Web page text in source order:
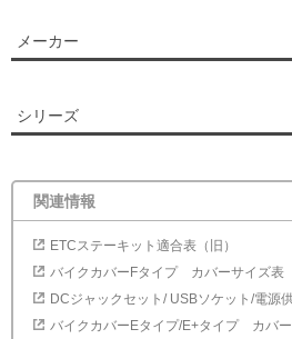
メーカー
シリーズ
関連情報
ETCステーキット適合表（旧）
バイクカバーFタイプ カバーサイズ表
DCジャックセット/ USBソケット/電源
バイクカバーEタイプ/E+タイプ カバ